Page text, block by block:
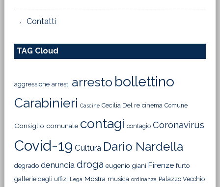
Contatti
TAG Cloud
aggressione arresti arresto bollettino
Carabinieri Cascine Cecilia Del re cinema Comune
Consiglio comunale contagi contagio Coronavirus
Covid-19 Cultura Dario Nardella
degrado denuncia droga eugenio giani Firenze furto
gallerie degli uffizi Lega Mostra musica ordinanza Palazzo Vecchio